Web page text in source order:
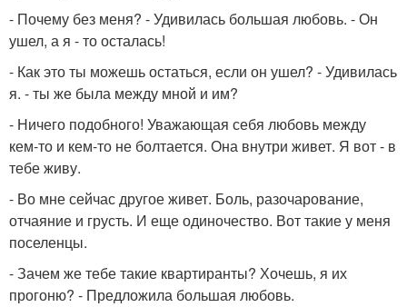
- Почему без меня? - Удивилась большая любовь. - Он
ушел, а я - то осталась!
- Как это ты можешь остаться, если он ушел? - Удивилась
я. - ты же была между мной и им?
- Ничего подобного! Уважающая себя любовь между
кем-то и кем-то не болтается. Она внутри живет. Я вот - в
тебе живу.
- Во мне сейчас другое живет. Боль, разочарование,
отчаяние и грусть. И еще одиночество. Вот такие у меня
поселенцы.
- Зачем же тебе такие квартиранты? Хочешь, я их
прогоню? - Предложила большая любовь.